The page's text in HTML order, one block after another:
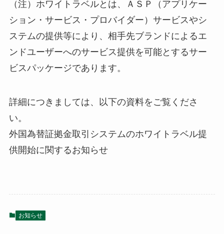
（注）ホワイトラベルとは、ＡＳＰ（アプリケー
ション・サービス・プロバイダー）サービスやシ
ステムの提供等により、相手先ブランドによるエ
ンドユーザーへのサービス提供を可能とするサー
ビスパッケージであります。
詳細につきましては、以下の資料をご覧くださ
い。
外国為替証拠金取引システムのホワイトラベル提
供開始に関するお知らせ
お知らせ